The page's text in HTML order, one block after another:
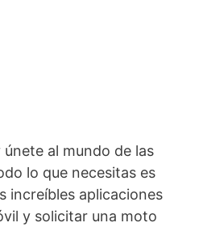
únete al mundo de las
lo que necesitas es
increíbles aplicaciones
y solicitar una moto